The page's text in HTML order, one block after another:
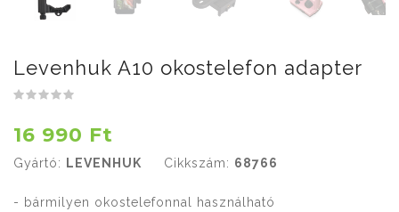
Levenhuk A10 okostelefon adapter
16 990 Ft
Gyártó: LEVENHUK Cikkszám: 68766
- bármilyen okostelefonnal használható